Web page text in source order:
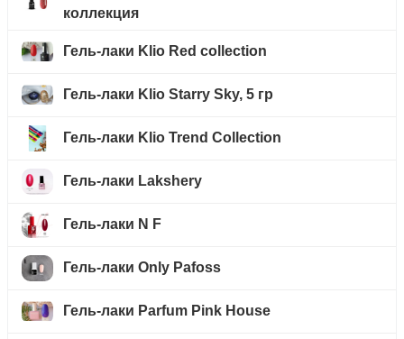
коллекция
Гель-лаки Klio Red collection
Гель-лаки Klio Starry Sky, 5 гр
Гель-лаки Klio Trend Collection
Гель-лаки Lakshery
Гель-лаки N F
Гель-лаки Only Pafoss
Гель-лаки Parfum Pink House